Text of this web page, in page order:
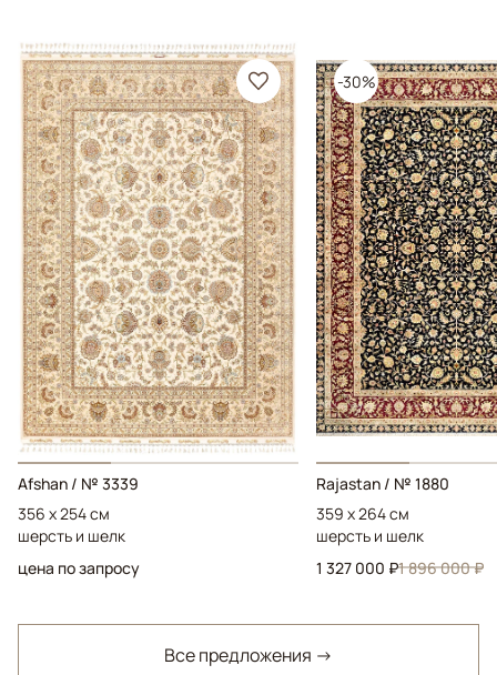
Afshan / № 3339
356 x 254 см
шерсть и шелк
цена по запросу
-30%
Rajastan / № 1880
359 x 264 см
шерсть и шелк
1 327 000 ₽1 896 000 ₽
Все предложения →